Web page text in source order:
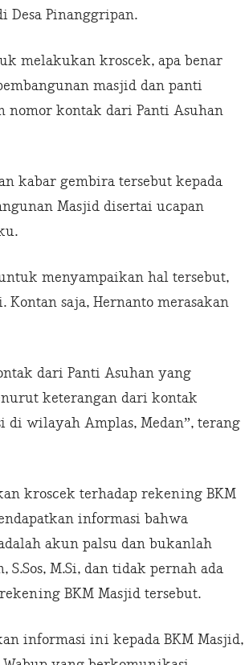
Desa Pinanggripan.
melakukan kroscek, apa benar
masjid dan panti
nomor kontak dari Panti Asuhan
kabar gembira tersebut kepada
Masjid disertai ucapan
menyampaikan hal tersebut,
saja, Hernanto merasakan
dari Panti Asuhan yang
keterangan dari kontak
di wilayah Amplas, Medan”, terang
kroscek terhadap rekening BKM
informasi bahwa
akun palsu dan bukanlah
M.Si, dan tidak pernah ada
BKM Masjid tersebut.
informasi ini kepada BKM Masjid,